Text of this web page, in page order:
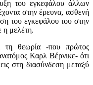
του εγκεφάλου άλλων
στην έρευνα, ασθενή
του εγκεφάλου του στην
η μελέτη.
τη θεωρία -που πρώτος
Καρλ Βέρνικε- ότι
στη διασύνδεση μεταξύ